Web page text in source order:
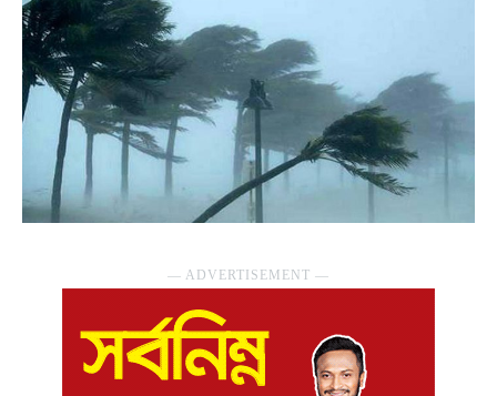
― ADVERTISEMENT ―